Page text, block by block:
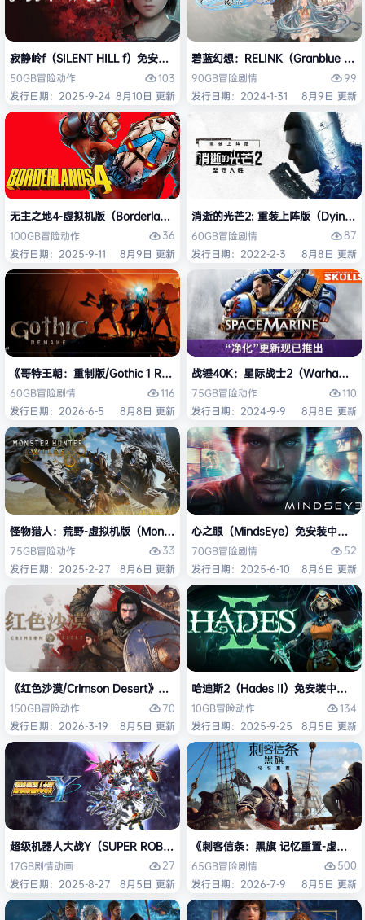
寂静岭f（SILENT HILL f）免安装中文版
50GB冒险动作
103
发行日期：2025-9-24 8月10日 更新
碧蓝幻想：RELINK（Granblue
90GB冒险剧情
99
发行日期：2024-1-31
8月9日 更新
无主之地4-虚拟机版（Borderlands 4 HYPERVISOR）免安装中文版
100GB冒险动作
36
发行日期：2025-9-11
8月9日 更新
消逝的光芒2: 重装上阵版（Dying
60GB冒险剧情
87
发行日期：2022-2-3
8月8日 更新
《哥特王朝：重制版/Gothic 1 Remake》免安装中文版
60GB冒险剧情
116
发行日期：2026-6-5
8月8日 更新
战锤40K：星际战士2（
75GB冒险动作
110
发行日期：2024-9-9
8月8日 更新
怪物猎人：荒野-虚拟机版（Monster Hunter Wilds HYPERVISOR）免安
75GB冒险动作
33
发行日期：2025-2-27
8月6日 更新
心之眼（MindsEye）免安装中文版
70GB冒险剧情
52
发行日期：2025-6-10
8月6日 更新
《红色沙漠/Crimson Desert》免安装中文版
150GB冒险动作
70
发行日期：2026-3-19
8月5日 更新
哈迪斯2（Hades II）免安装中文版
10GB冒险动作
134
发行日期：2025-9-25
8月5日 更新
超级机器人大战Y（SUPER ROBOT WARS Y）免安装中文版
17GB剧情动画
27
发行日期：2025-8-27
8月5日 更新
《刺客信条：黑旗 记忆重置-虚拟
65GB冒险剧情
500
发行日期：2026-7-9
8月5日 更新